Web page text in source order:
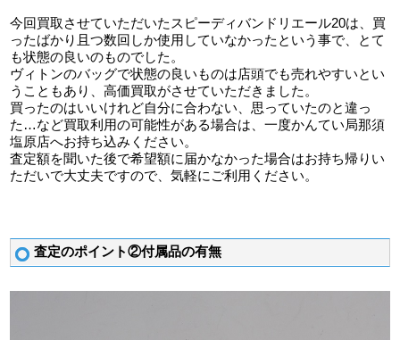
今回買取させていただいたスピーディバンドリエール20は、買
ったばかり且つ数回しか使用していなかったという事で、とて
も状態の良いのものでした。
ヴィトンのバッグで状態の良いものは店頭でも売れやすいとい
うこともあり、高価買取がさせていただきました。
買ったのはいいけれど自分に合わない、思っていたのと違っ
た…など買取利用の可能性がある場合は、一度かんてい局那須
塩原店へお持ち込みください。
査定額を聞いた後で希望額に届かなかった場合はお持ち帰りい
ただいで大丈夫ですので、気軽にご利用ください。
査定のポイント②付属品の有無